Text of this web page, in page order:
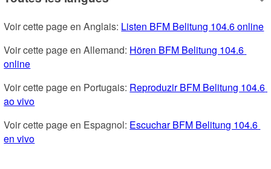
Voir cette page en Anglais: Listen BFM Belitung 104.6 online
Voir cette page en Allemand: Hören BFM Belitung 104.6
online
Voir cette page en Portugais: Reproduzir BFM Belitung 104.6
ao vivo
Voir cette page en Espagnol: Escuchar BFM Belitung 104.6
en vivo